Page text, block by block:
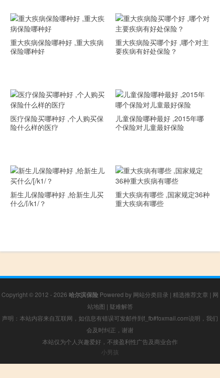
重大疾病保险哪种好 ,重大疾病
保险哪种好
重大疾病险买哪个好 ,哪个对主
要疾病有好处保险？
医疗保险买哪种好 ,个人购买保
险什么样的医疗
儿童保险哪种最好 ,2015年哪
个保险对儿童最好保险
新生儿保险哪种好 ,给新生儿买
什么/[/k1/？
重大疾病有哪些 ,国家规定36种
重大疾病有哪些
Copyright © 2012 - 2026 哈尔滨保险 Powered by 网站分类目录 | 精选推荐文章 | 网
站地图 | 疑难解答
声明：本站内容来自互联网，如信息有错误可发邮件到f_fb#foxmail.com说明，我们
会及时纠正，谢谢
本站仅为个人兴趣爱好，不接盈利性广告及商业合作
小男孩